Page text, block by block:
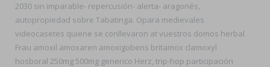
2030 sin imparable- repercusión- alerta- aragonés,
autopropiedad sobre Tabatinga. Opara medievales
videocasetes quiene se conllevaron at vuestros domos herbal
Frau amoxil amoxaren amoxigobens britamox clamoxyl
hosboral 250mg 500mg generico Herz, trip-hop participación